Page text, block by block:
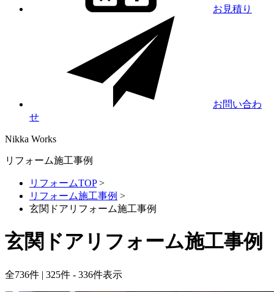
お見積り
お問い合わ
せ
Nikka Works
リフォーム施工事例
リフォームTOP>
リフォーム施工事例 >
玄関ドアリフォーム施工事例
玄関ドアリフォーム施工事例
全736件 | 325件 - 336件表示